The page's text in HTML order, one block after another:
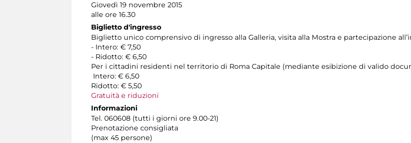
Giovedì 19 novembre 2015
alle ore 16.30
Biglietto d'ingresso
Biglietto unico comprensivo di ingresso alla Galleria, visita alla Mostra e partecipazione
- Intero: € 7,50
- Ridotto: € 6,50
Per i cittadini residenti nel territorio di Roma Capitale (mediante esibizione di valido
Intero: € 6,50
Ridotto: € 5,50
Gratuità e riduzioni
Informazioni
Tel. 060608 (tutti i giorni ore 9.00-21)
Prenotazione consigliata
(max 45 persone)